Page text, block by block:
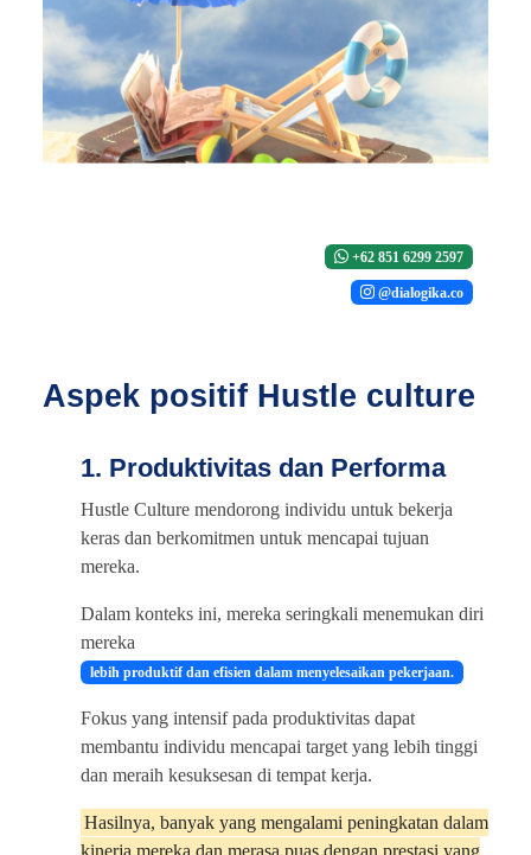
+62 851 6299 2597
@dialogika.co
Aspek positif Hustle culture
1. Produktivitas dan Performa
Hustle Culture mendorong individu untuk bekerja
keras dan berkomitmen untuk mencapai tujuan
mereka.
Dalam konteks ini, mereka seringkali menemukan diri
mereka
lebih produktif dan efisien dalam menyelesaikan pekerjaan.
Fokus yang intensif pada produktivitas dapat
membantu individu mencapai target yang lebih tinggi
dan meraih kesuksesan di tempat kerja.
Hasilnya, banyak yang mengalami peningkatan dalam
kinerja mereka dan merasa puas dengan prestasi yang